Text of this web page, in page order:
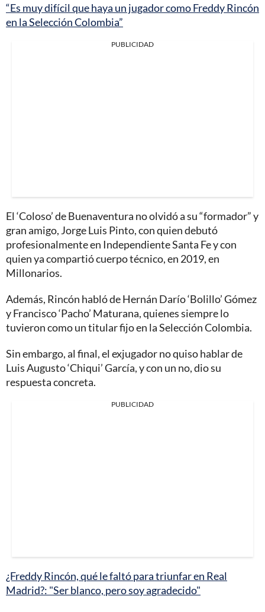
“Es muy difícil que haya un jugador como Freddy Rincón
en la Selección Colombia”
PUBLICIDAD
El ‘Coloso’ de Buenaventura no olvidó a su “formador” y
gran amigo, Jorge Luis Pinto, con quien debutó
profesionalmente en Independiente Santa Fe y con
quien ya compartió cuerpo técnico, en 2019, en
Millonarios.
Además, Rincón habló de Hernán Darío ‘Bolillo’ Gómez
y Francisco ‘Pacho’ Maturana, quienes siempre lo
tuvieron como un titular fijo en la Selección Colombia.
Sin embargo, al final, el exjugador no quiso hablar de
Luis Augusto ‘Chiqui’ García, y con un no, dio su
respuesta concreta.
PUBLICIDAD
¿Freddy Rincón, qué le faltó para triunfar en Real
Madrid?: "Ser blanco, pero soy agradecido"